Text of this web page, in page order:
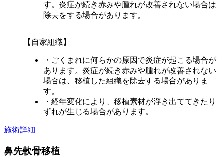
す。炎症が続き赤みや腫れが改善されない場合は
除去をする場合があります。
【自家組織】
・ごくまれに何らかの原因で炎症が起こる場合が
あります。炎症が続き赤みや腫れが改善されない
場合は、移植した組織を除去する場合がありま
す。
・経年変化により、移植素材が浮き出ててきたり
ずれが生じる場合があります。
施術詳細
鼻先軟骨移植